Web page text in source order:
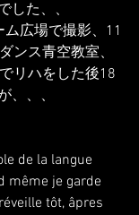
した、、
広場で撮影、11
ンス青空教室、
リハをした後18
、、、
de la langue
même je garde
tôt, âpres